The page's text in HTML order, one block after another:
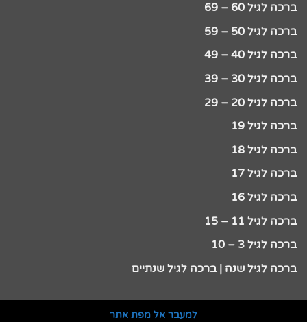
ברכה לגיל 60 – 69
ברכה לגיל 50 – 59
ברכה לגיל 40 – 49
ברכה לגיל 30 – 39
ברכה לגיל 20 – 29
ברכה לגיל 19
ברכה לגיל 18
ברכה לגיל 17
ברכה לגיל 16
ברכה לגיל 11 – 15
ברכה לגיל 3 – 10
ברכה לגיל שנה | ברכה לגיל שנתיים
למעבר אל מפת אתר